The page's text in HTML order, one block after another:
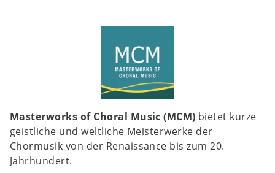
Masterworks of Choral Music (MCM) bietet kurze
geistliche und weltliche Meisterwerke der
Chormusik von der Renaissance bis zum 20.
Jahrhundert.